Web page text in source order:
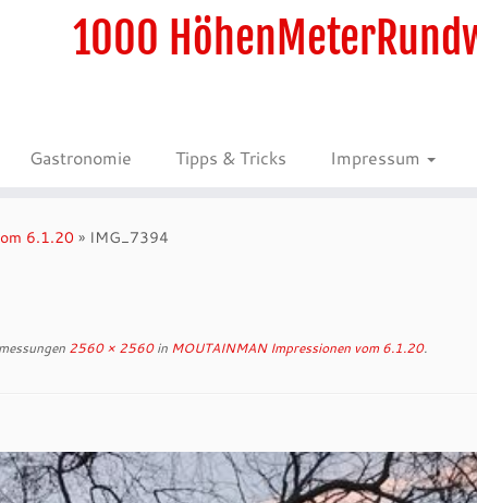
1000
Gastronomie Tipps & Tricks Impressum
6.1.20 » IMG_7394
2560 × 2560in MOUTAINMAN Impressionen vom 6.1.20.